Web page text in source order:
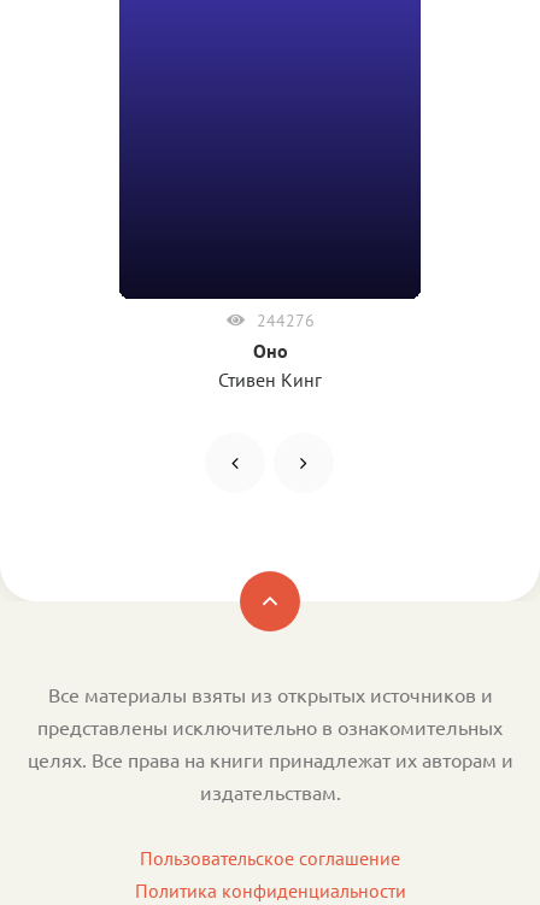
244276
Оно
Стивен Кинг
Все материалы взяты из открытых источников и
представлены исключительно в ознакомительных
целях. Все права на книги принадлежат их авторам и
издательствам.
Пользовательское соглашение
Политика конфиденциальности